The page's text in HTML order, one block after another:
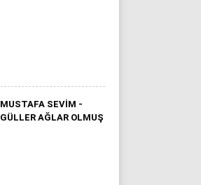
MUSTAFA SEVIM -
GÜLLER AĞLAR OLMUŞ